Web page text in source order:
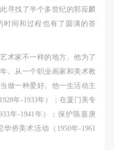
寻找了半个多世纪的郭应麟
时间和过程也有了圆满的答
术家不一样的地方。他为了
。从一个职业画家和美术教
做一种爱好。他一生活动主
年-1933年）；在厦门美专
年-1941年）；保护陈嘉庚
华侨美术活动（1950年-1961